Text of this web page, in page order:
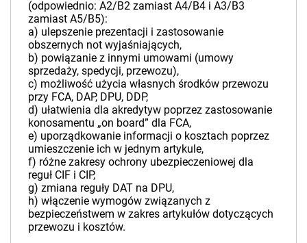
(odpowiednio: A2/B2 zamiast A4/B4 i A3/B3
zamiast A5/B5):
a) ulepszenie prezentacji i zastosowanie
obszernych not wyjaśniających,
b) powiązanie z innymi umowami (umowy
sprzedaży, spedycji, przewozu),
c) możliwość użycia własnych środków przewozu
przy FCA, DAP, DPU, DDP,
d) ułatwienia dla akredytyw poprzez zastosowanie
konosamentu „on board” dla FCA,
e) uporządkowanie informacji o kosztach poprzez
umieszczenie ich w jednym artykule,
f) różne zakresy ochrony ubezpieczeniowej dla
reguł CIF i CIP,
g) zmiana reguły DAT na DPU,
h) włączenie wymogów związanych z
bezpieczeństwem w zakres artykułów dotyczących
przewozu i kosztów.